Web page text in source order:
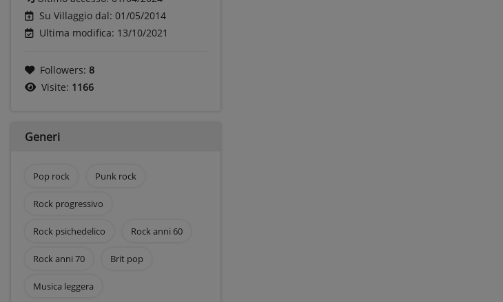
Su Villaggio dal: 01/05/2014
Ultima modifica: 13/10/2021
Followers: 8
Visite: 1166
Generi
Pop rock Punk rock
Rock progressivo
Rock psichedelico Rock anni 60
Rock anni 70 Brit pop
Musica leggera